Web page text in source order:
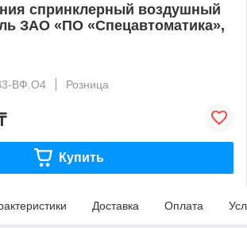
спринклерный воздушный
ЗАО «ПО «Спецавтоматика»,
ВФ.О4
Розница
Купить
Доставка Оплата